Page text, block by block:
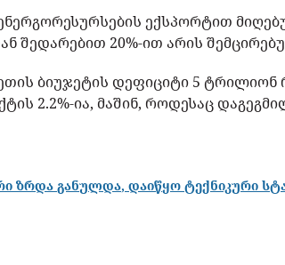
ექსპორტით
შედარებით 20%-ით არის
ბიუჯეტის დეფიციტი 5
2.2%-ია, მაშინ, როდესაც
ზრდა განულდა, დაიწყო ტექნიკური